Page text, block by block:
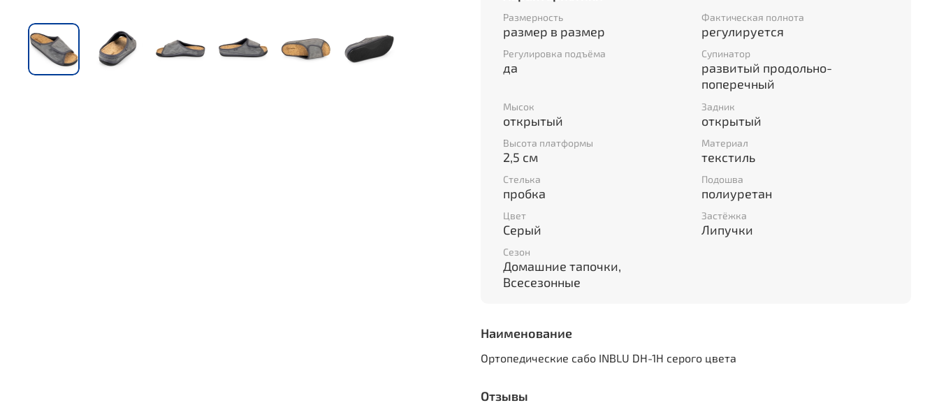
Размерность
размер в размер
Фактическая полнота
регулируется
Регулировка подъёма
да
Супинатор
развитый продольно-
поперечный
Мысок
открытый
Задник
открытый
Высота платформы
2,5 см
Материал
текстиль
Стелька
пробка
Подошва
полиуретан
Цвет
Серый
Застёжка
Липучки
Сезон
Домашние тапочки,
Всесезонные
Наименование
Ортопедические сабо INBLU DH-1H серого цвета
Отзывы